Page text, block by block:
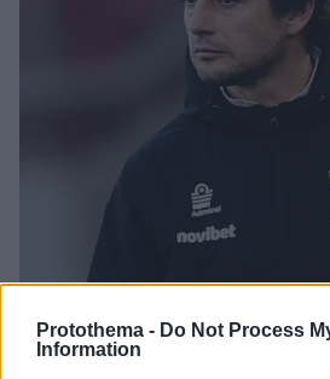
Protothema - Do Not Process
Information